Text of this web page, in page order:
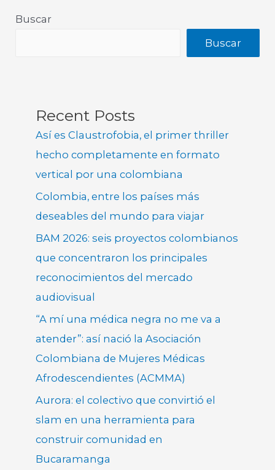
Buscar
Buscar
Recent Posts
Así es Claustrofobia, el primer thriller
hecho completamente en formato
vertical por una colombiana
Colombia, entre los países más
deseables del mundo para viajar
BAM 2026: seis proyectos colombianos
que concentraron los principales
reconocimientos del mercado
audiovisual
“A mí una médica negra no me va a
atender”: así nació la Asociación
Colombiana de Mujeres Médicas
Afrodescendientes (ACMMA)
Aurora: el colectivo que convirtió el
slam en una herramienta para
construir comunidad en
Bucaramanga